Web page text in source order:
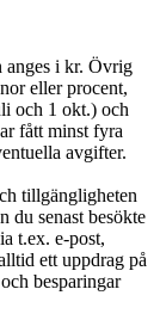
anges i kr. Övrig
eller procent,
och 1 okt.) och
fått minst fyra
avgifter.
tillgängligheten
du senast besökte
t.ex. e-post,
ett uppdrag på
besparingar